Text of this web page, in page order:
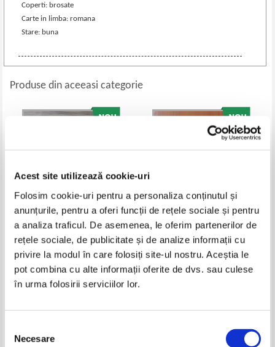
Acest site utilizează cookie-uri
Folosim cookie-uri pentru a personaliza conținutul și
anunțurile, pentru a oferi funcții de rețele sociale și pentru
a analiza traficul. De asemenea, le oferim partenerilor de
rețele sociale, de publicitate și de analize informații cu
privire la modul în care folosiți site-ul nostru. Aceștia le
pot combina cu alte informații oferite de dvs. sau culese
în urma folosirii serviciilor lor.
consimțământului
Necesare
Coperti: brosate
Carte in limba: romana
Stare: buna
Produse din aceeasi categorie
Vladimir Gheorghiu - Limba si
literatura romana. Manual
Pret:23,00 Lei
Adaugă în coș
Vasile Alecsandri - Teatru
Pret:27,00 Lei